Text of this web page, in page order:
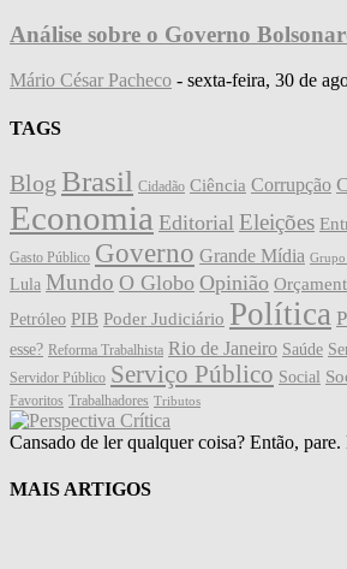
Análise sobre o Governo
Mário César Pacheco - sexta-feira, 30 de
TAGS
Blog Brasil Cidadão Ciência Corrupção
Economia Editorial Eleições
Gasto Público Governo Grande Mídia
Lula Mundo O Globo Opinião
Petróleo PIB Poder Judiciário Política
esse? Reforma Trabalhista Rio de Janeiro Saúde
Servidor Público Serviço Público Social
Favoritos Trabalhadores Tributos
Cansado de ler qualquer coisa? Então,
MAIS ARTIGOS